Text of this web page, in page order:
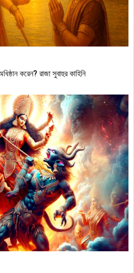
করেন? রাজা সুবাহুর কাহিনি